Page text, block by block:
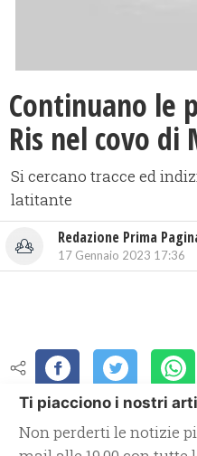
Continuano le
Ris nel covo di
Si cercano tracce ed
latitante
Redazione Prima
17 Gennaio 2023 17:36
Ti piacciono i nostri
Non perderti le notizie